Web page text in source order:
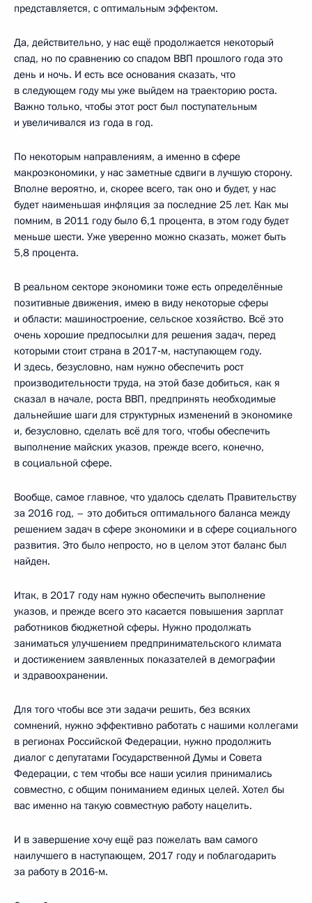
представляется, с оптимальным эффектом.
Да, действительно, у нас ещё продолжается некоторый
спад, но по сравнению со спадом ВВП прошлого года это
день и ночь. И есть все основания сказать, что
в следующем году мы уже выйдем на траекторию роста.
Важно только, чтобы этот рост был поступательным
и увеличивался из года в год.
По некоторым направлениям, а именно в сфере
макроэкономики, у нас заметные сдвиги в лучшую сторону.
Вполне вероятно, и, скорее всего, так оно и будет, у нас
будет наименьшая инфляция за последние 25 лет. Как мы
помним, в 2011 году было 6,1 процента, в этом году будет
меньше шести. Уже уверенно можно сказать, может быть
5,8 процента.
В реальном секторе экономики тоже есть определённые
позитивные движения, имею в виду некоторые сферы
и области: машиностроение, сельское хозяйство. Всё это
очень хорошие предпосылки для решения задач, перед
которыми стоит страна в 2017‑м, наступающем году.
И здесь, безусловно, нам нужно обеспечить рост
производительности труда, на этой базе добиться, как я
сказал в начале, роста ВВП, предпринять необходимые
дальнейшие шаги для структурных изменений в экономике
и, безусловно, сделать всё для того, чтобы обеспечить
выполнение майских указов, прежде всего, конечно,
в социальной сфере.
Вообще, самое главное, что удалось сделать Правительству
за 2016 год, – это добиться оптимального баланса между
решением задач в сфере экономики и в сфере социального
развития. Это было непросто, но в целом этот баланс был
найден.
Итак, в 2017 году нам нужно обеспечить выполнение
указов, и прежде всего это касается повышения зарплат
работников бюджетной сферы. Нужно продолжать
заниматься улучшением предпринимательского климата
и достижением заявленных показателей в демографии
и здравоохранении.
Для того чтобы все эти задачи решить, без всяких
сомнений, нужно эффективно работать с нашими коллегами
в регионах Российской Федерации, нужно продолжить
диалог с депутатами Государственной Думы и Совета
Федерации, с тем чтобы все наши усилия принимались
совместно, с общим пониманием единых целей. Хотел бы
вас именно на такую совместную работу нацелить.
И в завершение хочу ещё раз пожелать вам самого
наилучшего в наступающем, 2017 году и поблагодарить
за работу в 2016‑м.